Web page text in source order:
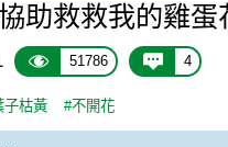
助救救我的雞蛋
51786 4
子枯黃 #不開花